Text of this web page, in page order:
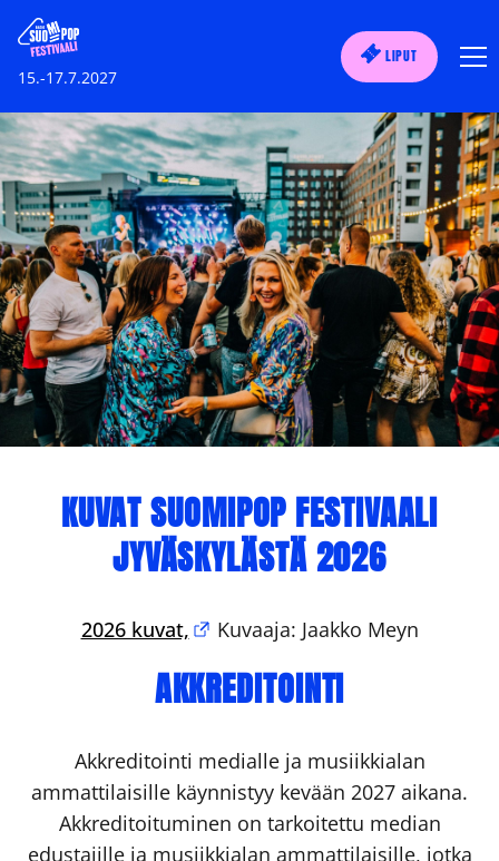
15.-17.7.2027
LIPUT
KUVAT SUOMIPOP FESTIVAALI
JYVÄSKYLÄSTÄ 2026
2026 kuvat, Kuvaaja: Jaakko Meyn
AKKREDITOINTI
Akkreditointi medialle ja musiikkialan
ammattilaisille käynnistyy kevään 2027 aikana.
Akkreditoituminen on tarkoitettu median
edustajille ja musiikkialan ammattilaisille, jotka